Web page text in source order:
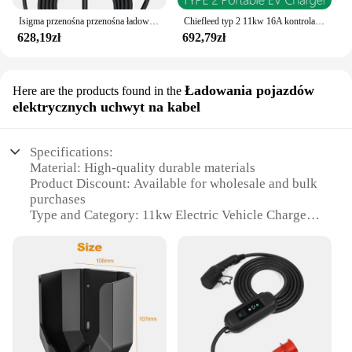
Isigma przenośna przenośna ładowarka EV 11KW 16A typ 2 IEC62196-2 EVSE etui z funkcją ładowania pojazd elektryczny ładowarka samochodowa wtyczka CEE 5M kabel
628,19zł
Chiefleed typ 2 11kw 16A kontrola aplikacji pojazd elektryczny ładowarka samochodowa EVSE Wallbox 3 fazy IEC62196-2 ładowarka EV
692,79zł
Here are the products found in the Ładowania pojazdów
elektrycznych uchwyt na kabel
Specifications:
Material: High-quality durable materials
Product Discount: Available for wholesale and bulk
purchases
Type and Category: 11kw Electric Vehicle Charger
Design and Style: Sleek and modern design with a
secure grip on the cable
Usage and Purpose: Ideal for charging electric
vehicles with a 11kw power output
Performance and Property: Efficient and reliable
charging performance
Parts and Accessories: Comes with all necessary